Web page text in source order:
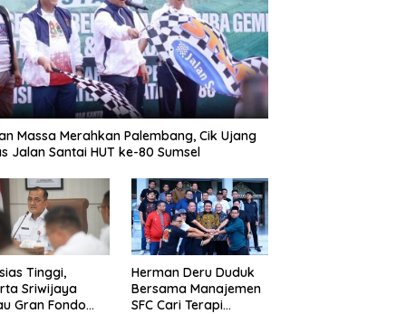
Massa Merahkan Palembang, Cik Ujang
Jalan Santai HUT ke-80 Sumsel
Tinggi,
Sriwijaya
Gran Fondo
Herman Deru Duduk
Bersama Manajemen
SFC Cari Terapi